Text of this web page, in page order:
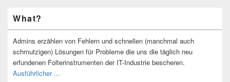
Seitenleisten-
Widgetbereich
What?
Admins erzählen von Fehlern und schnellen (manchmal auch
schmutzigen) Lösungen für Probleme die uns die täglich neu
erfundenen Folterinstrumenten der IT-Industrie bescheren.
Ausführlicher ...